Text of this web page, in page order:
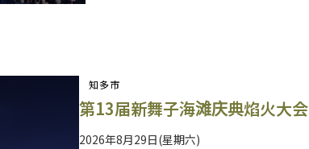
知多市
第13届新舞子海滩庆典焰火大会
2026年8月29日(星期六)